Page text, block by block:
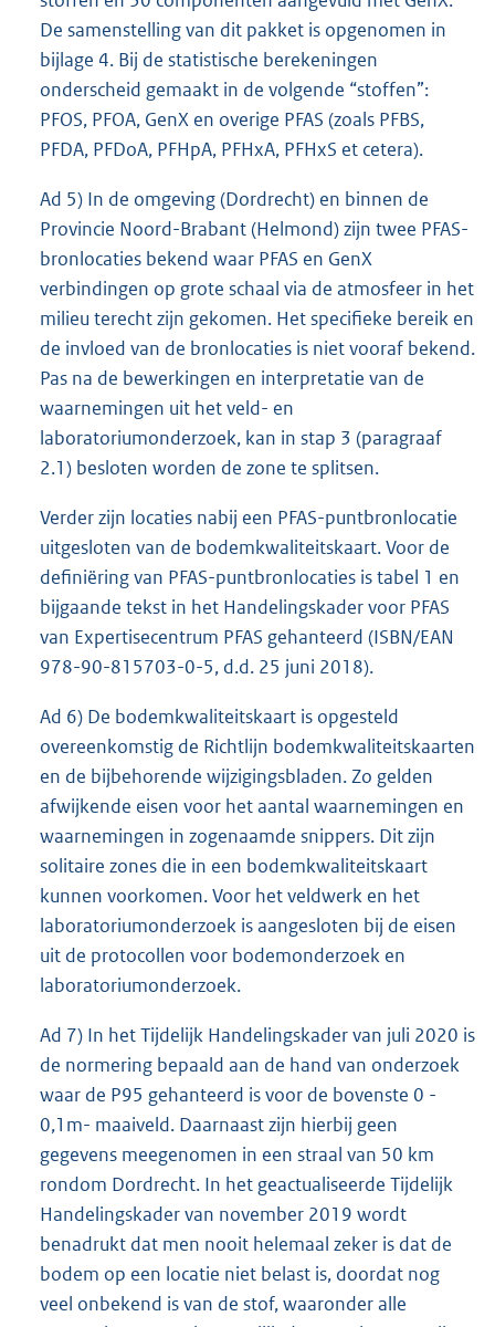
De samenstelling van dit pakket is opgenomen in
bijlage 4. Bij de statistische berekeningen
onderscheid gemaakt in de volgende “stoffen”:
PFOS, PFOA, GenX en overige PFAS (zoals PFBS,
PFDA, PFDoA, PFHpA, PFHxA, PFHxS et cetera).
Ad 5) In de omgeving (Dordrecht) en binnen de
Provincie Noord-Brabant (Helmond) zijn twee PFAS-
bronlocaties bekend waar PFAS en GenX
verbindingen op grote schaal via de atmosfeer in het
milieu terecht zijn gekomen. Het specifieke bereik en
de invloed van de bronlocaties is niet vooraf bekend.
Pas na de bewerkingen en interpretatie van de
waarnemingen uit het veld- en
laboratoriumonderzoek, kan in stap 3 (paragraaf
2.1) besloten worden de zone te splitsen.
Verder zijn locaties nabij een PFAS-puntbronlocatie
uitgesloten van de bodemkwaliteitskaart. Voor de
definiëring van PFAS-puntbronlocaties is tabel 1 en
bijgaande tekst in het Handelingskader voor PFAS
van Expertisecentrum PFAS gehanteerd (ISBN/EAN
978-90-815703-0-5, d.d. 25 juni 2018).
Ad 6) De bodemkwaliteitskaart is opgesteld
overeenkomstig de Richtlijn bodemkwaliteitskaarten
en de bijbehorende wijzigingsbladen. Zo gelden
afwijkende eisen voor het aantal waarnemingen en
waarnemingen in zogenaamde snippers. Dit zijn
solitaire zones die in een bodemkwaliteitskaart
kunnen voorkomen. Voor het veldwerk en het
laboratoriumonderzoek is aangesloten bij de eisen
uit de protocollen voor bodemonderzoek en
laboratoriumonderzoek.
Ad 7) In het Tijdelijk Handelingskader van juli 2020 is
de normering bepaald aan de hand van onderzoek
waar de P95 gehanteerd is voor de bovenste 0 -
0,1m- maaiveld. Daarnaast zijn hierbij geen
gegevens meegenomen in een straal van 50 km
rondom Dordrecht. In het geactualiseerde Tijdelijk
Handelingskader van november 2019 wordt
benadrukt dat men nooit helemaal zeker is dat de
bodem op een locatie niet belast is, doordat nog
veel onbekend is van de stof, waaronder alle